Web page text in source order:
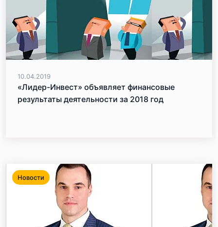
10.04.2019
«Лидер-Инвест» объявляет финансовые
результаты деятельности за 2018 год
Новости